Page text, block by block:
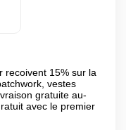
recoivent 15% sur la
vestes
gratuite au-
avec le premier